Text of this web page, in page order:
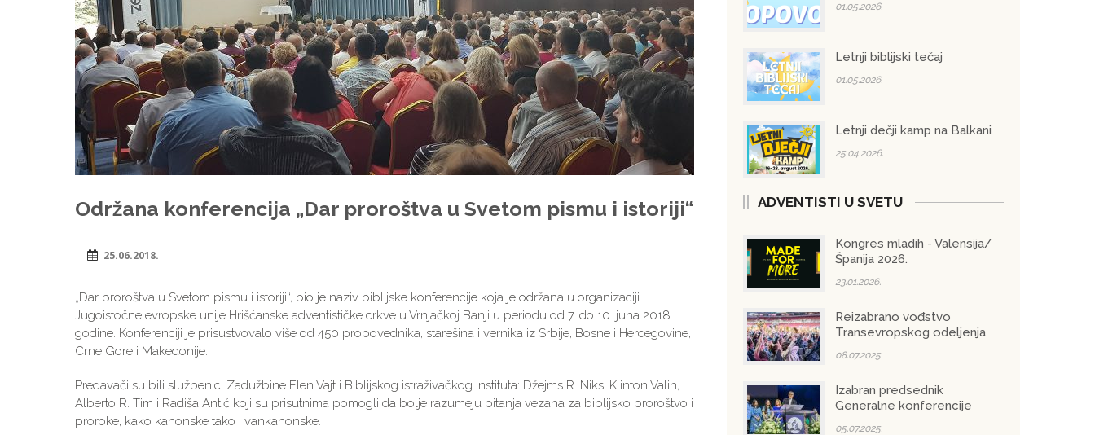
Održana konferencija „Dar proroštva u Svetom pismu i istoriji“
25.06.2018.
„Dar proroštva u Svetom pismu i istoriji“, bio je naziv biblijske konferencije koja je održana u organizaciji
Jugoistočne evropske unije Hrišćanske adventističke crkve u Vrnjačkoj Banji u periodu od 7. do 10. juna 2018.
godine. Konferenciji je prisustvovalo više od 450 propovednika, starešina i vernika iz Srbije, Bosne i Hercegovine,
Crne Gore i Makedonije.
Predavači su bili službenici Zadužbine Elen Vajt i Biblijskog istraživačkog instituta: Džejms R. Niks, Klinton Valin,
Alberto R. Tim i Radiša Antić koji su prisutnima pomogli da bolje razumeju pitanja vezana za biblijsko proroštvo i
proroke, kako kanonske tako i vankanonske.
01.05.2026.
Letnji biblijski tečaj
01.05.2026.
Letnji dečji kamp na Balkani
25.04.2026.
ADVENTISTI U SVETU
Kongres mladih - Valensija/
Španija 2026.
23.01.2026.
Reizabrano vođstvo
Transevropskog odeljenja
08.07.2025.
Izabran predsednik
Generalne konferencije
05.07.2025.